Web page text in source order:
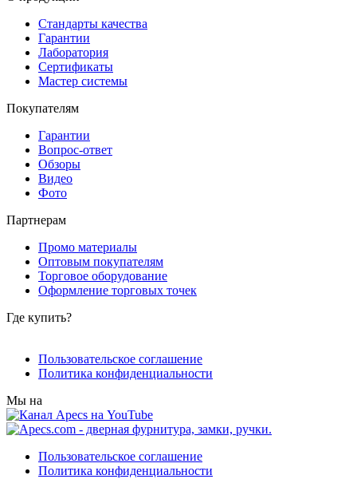
Стандарты качества
Гарантии
Лаборатория
Сертификаты
Мастер системы
Покупателям
Гарантии
Вопрос-ответ
Обзоры
Видео
Фото
Партнерам
Промо материалы
Оптовым покупателям
Торговое оборудование
Оформление торговых точек
Где купить?
Пользовательское соглашение
Политика конфиденциальности
Мы на
Пользовательское соглашение
Политика конфиденциальности